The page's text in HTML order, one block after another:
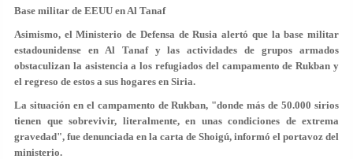
Base militar de EEUU en Al Tanaf
Asimismo, el Ministerio de Defensa de Rusia alertó que la base militar
estadounidense en Al Tanaf y las actividades de grupos armados
obstaculizan la asistencia a los refugiados del campamento de Rukban y
el regreso de estos a sus hogares en Siria.
La situación en el campamento de Rukban, "donde más de 50.000 sirios
tienen que sobrevivir, literalmente, en unas condiciones de extrema
gravedad", fue denunciada en la carta de Shoigú, informó el portavoz del
ministerio.